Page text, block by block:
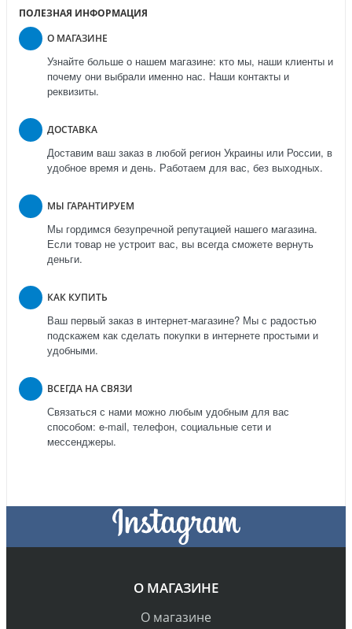
ПОЛЕЗНАЯ ИНФОРМАЦИЯ
О МАГАЗИНЕ
Узнайте больше о нашем магазине: кто мы, наши клиенты и
почему они выбрали именно нас. Наши контакты и
реквизиты.
ДОСТАВКА
Доставим ваш заказ в любой регион Украины или России, в
удобное время и день. Работаем для вас, без выходных.
МЫ ГАРАНТИРУЕМ
Мы гордимся безупречной репутацией нашего магазина.
Если товар не устроит вас, вы всегда сможете вернуть
деньги.
КАК КУПИТЬ
Ваш первый заказ в интернет-магазине? Мы с радостью
подскажем как сделать покупки в интернете простыми и
удобными.
ВСЕГДА НА СВЯЗИ
Связаться с нами можно любым удобным для вас
способом: e-mail, телефон, социальные сети и
мессенджеры.
О МАГАЗИНЕ
О магазине